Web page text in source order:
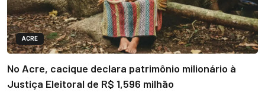
ACRE
No Acre, cacique declara patrimônio milionário à
Justiça Eleitoral de R$ 1,596 milhão